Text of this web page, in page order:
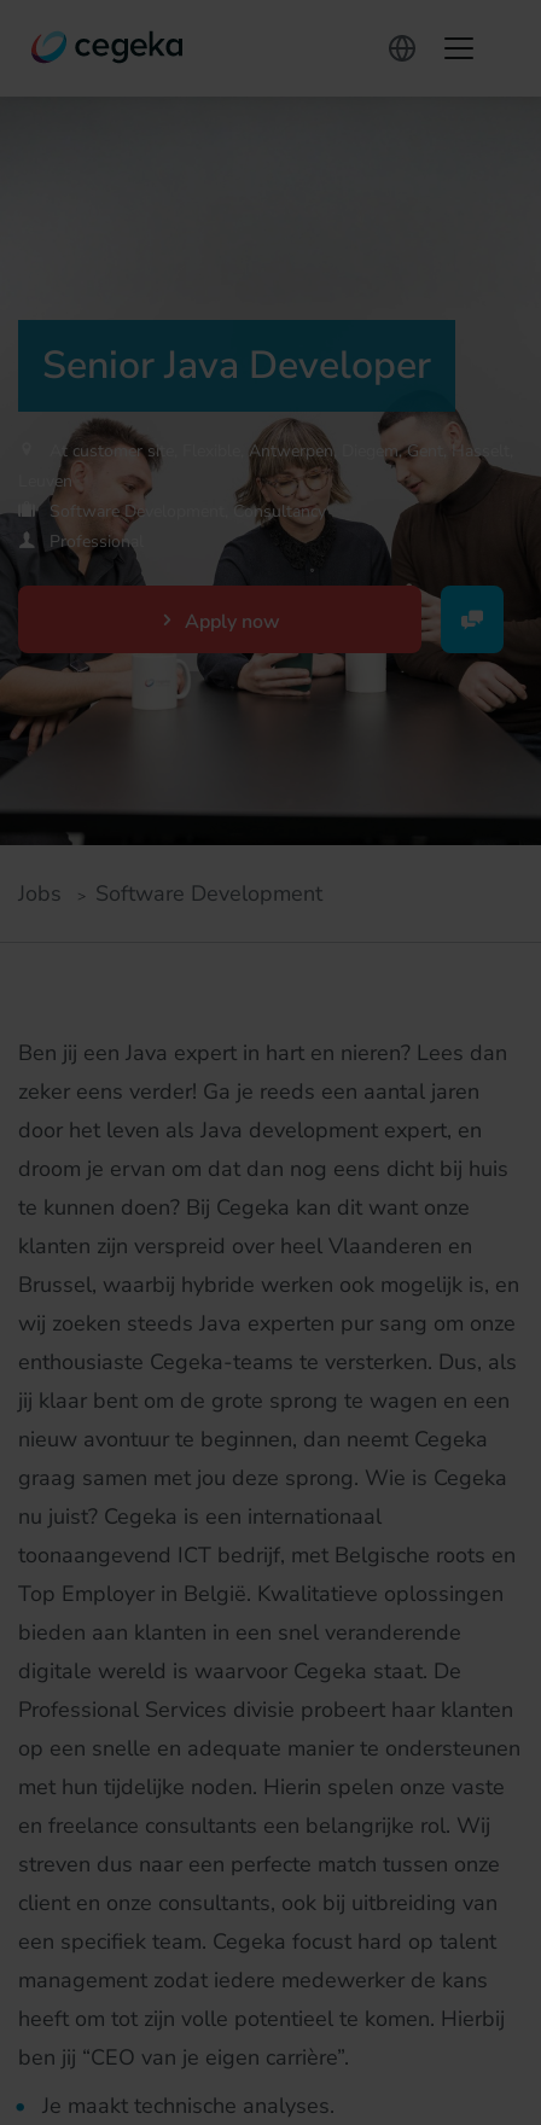
Senior Java Developer
At customer site, Flexible, Antwerpen, Diegem, Gent, Hasselt,
Leuven
Software Development, Consultancy
Professional
Apply now
Jobs Software Development
Ben jij een Java expert in hart en nieren? Lees dan
zeker eens verder! Ga je reeds een aantal jaren
door het leven als Java development expert, en
droom je ervan om dat dan nog eens dicht bij huis
te kunnen doen? Bij Cegeka kan dit want onze
klanten zijn verspreid over heel Vlaanderen en
Brussel, waarbij hybride werken ook mogelijk is, en
wij zoeken steeds Java experten pur sang om onze
enthousiaste Cegeka-teams te versterken. Dus, als
jij klaar bent om de grote sprong te wagen en een
nieuw avontuur te beginnen, dan neemt Cegeka
graag samen met jou deze sprong. Wie is Cegeka
nu juist? Cegeka is een internationaal
toonaangevend ICT bedrijf, met Belgische roots en
Top Employer in België. Kwalitatieve oplossingen
bieden aan klanten in een snel veranderende
digitale wereld is waarvoor Cegeka staat. De
Professional Services divisie probeert haar klanten
op een snelle en adequate manier te ondersteunen
met hun tijdelijke noden. Hierin spelen onze vaste
en freelance consultants een belangrijke rol. Wij
streven dus naar een perfecte match tussen onze
client en onze consultants, ook bij uitbreiding van
een specifiek team. Cegeka focust hard op talent
management zodat iedere medewerker de kans
heeft om tot zijn volle potentieel te komen. Hierbij
ben jij “CEO van je eigen carrière”.
Je maakt technische analyses.